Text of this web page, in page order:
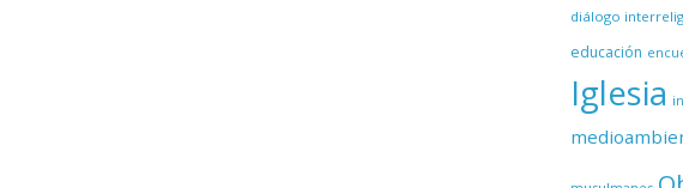
diálogo
educación
Iglesia